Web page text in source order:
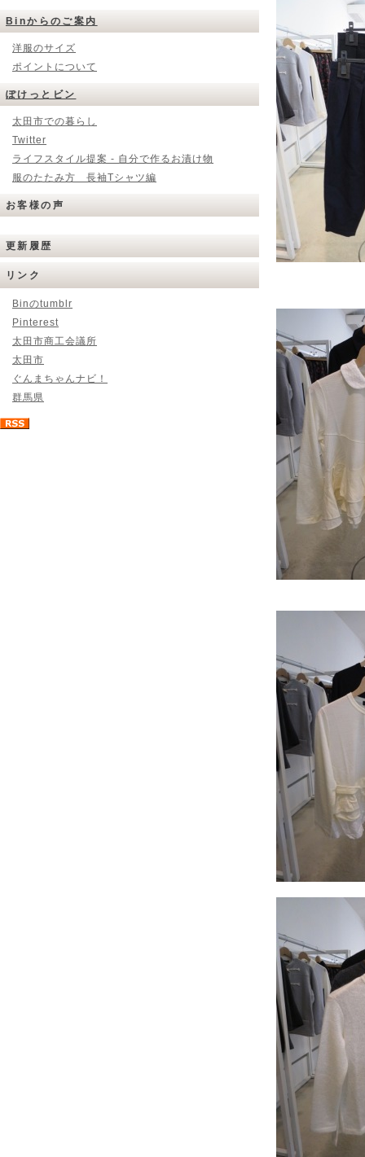
Binからのご案内
洋服のサイズ
ポイントについて
ぽけっとビン
太田市での暮らし
Twitter
ライフスタイル提案 - 自分で作るお漬け物
服のたたみ方 長袖Tシャツ編
お客様の声
更新履歴
リンク
Binのtumblr
Pinterest
太田市商工会議所
太田市
ぐんまちゃんナビ！
群馬県